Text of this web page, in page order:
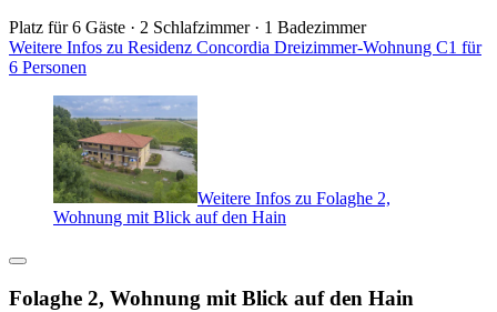
Platz für 6 Gäste · 2 Schlafzimmer · 1 Badezimmer
Weitere Infos zu Residenz Concordia Dreizimmer-Wohnung C1 für
6 Personen
Weitere Infos zu Folaghe 2,
Wohnung mit Blick auf den Hain
Folaghe 2, Wohnung mit Blick auf den Hain